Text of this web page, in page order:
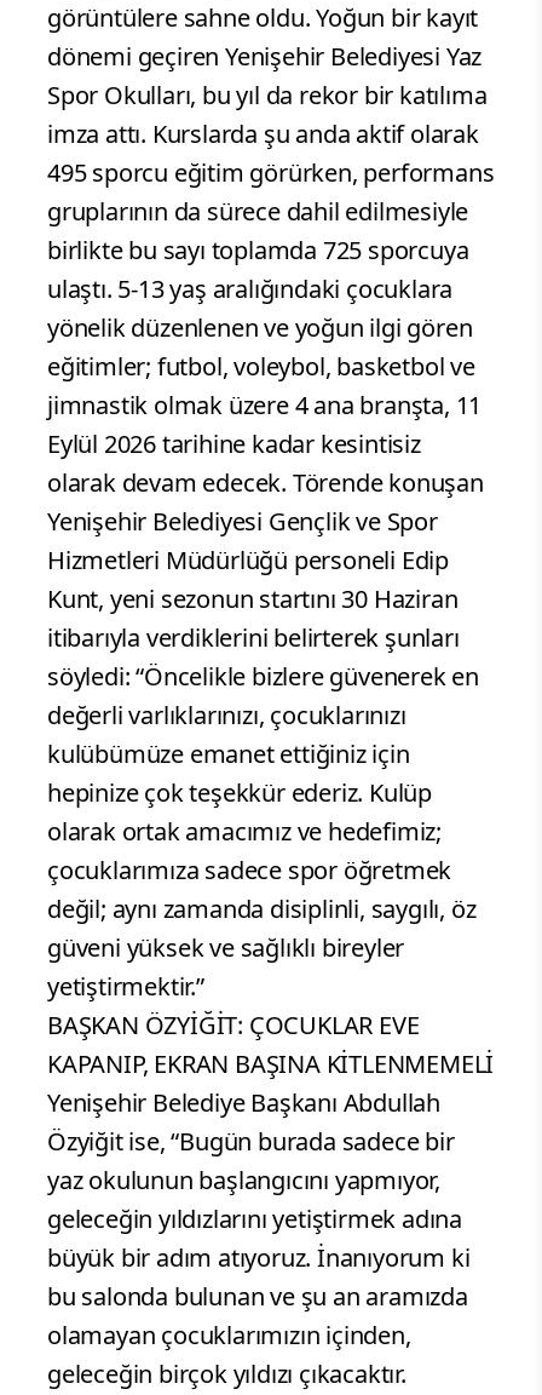
görüntülere sahne oldu. Yoğun bir kayıt
dönemi geçiren Yenişehir Belediyesi Yaz
Spor Okulları, bu yıl da rekor bir katılıma
imza attı. Kurslarda şu anda aktif olarak
495 sporcu eğitim görürken, performans
gruplarının da sürece dahil edilmesiyle
birlikte bu sayı toplamda 725 sporcuya
ulaştı. 5-13 yaş aralığındaki çocuklara
yönelik düzenlenen ve yoğun ilgi gören
eğitimler; futbol, voleybol, basketbol ve
jimnastik olmak üzere 4 ana branşta, 11
Eylül 2026 tarihine kadar kesintisiz
olarak devam edecek. Törende konuşan
Yenişehir Belediyesi Gençlik ve Spor
Hizmetleri Müdürlüğü personeli Edip
Kunt, yeni sezonun startını 30 Haziran
itibarıyla verdiklerini belirterek şunları
söyledi: “Öncelikle bizlere güvenerek en
değerli varlıklarınızı, çocuklarınızı
kulübümüze emanet ettiğiniz için
hepinize çok teşekkür ederiz. Kulüp
olarak ortak amacımız ve hedefimiz;
çocuklarımıza sadece spor öğretmek
değil; aynı zamanda disiplinli, saygılı, öz
güveni yüksek ve sağlıklı bireyler
yetiştirmektir.”
BAŞKAN ÖZYİĞİT: ÇOCUKLAR EVE
KAPANIP, EKRAN BAŞINA KİTLENMEMELİ
Yenişehir Belediye Başkanı Abdullah
Özyiğit ise, “Bugün burada sadece bir
yaz okulunun başlangıcını yapmıyor,
geleceğin yıldızlarını yetiştirmek adına
büyük bir adım atıyoruz. İnanıyorum ki
bu salonda bulunan ve şu an aramızda
olamayan çocuklarımızın içinden,
geleceğin birçok yıldızı çıkacaktır.